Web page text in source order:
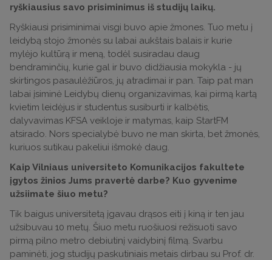
ryškiausius savo prisiminimus iš studijų laikų.
Ryškiausi prisiminimai visgi buvo apie žmones. Tuo metu į
leidybą stojo žmonės su labai aukštais balais ir kurie
mylėjo kultūrą ir meną, todėl susiradau daug
bendraminčių, kurie gal ir buvo didžiausia mokykla - jų
skirtingos pasaulėžiūros, jų atradimai ir pan. Taip pat man
labai įsiminė Leidybų dienų organizavimas, kai pirmą kartą
kvietim leidėjus ir studentus susiburti ir kalbėtis,
dalyvavimas KFSA veikloje ir matymas, kaip StartFM
atsirado. Nors specialybė buvo ne man skirta, bet žmonės,
kuriuos sutikau pakeliui išmokė daug.
Kaip Vilniaus universiteto Komunikacijos fakultete
įgytos žinios Jums pravertė darbe? Kuo gyvenime
užsiimate šiuo metu?
Tik baigus universitetą įgavau drąsos eiti į kiną ir ten jau
užsibuvau 10 metų. Šiuo metu ruošiuosi režisuoti savo
pirmą pilno metro debiutinį vaidybinį filmą. Svarbu
paminėti, jog studijų paskutiniais metais dirbau su Prof. dr.